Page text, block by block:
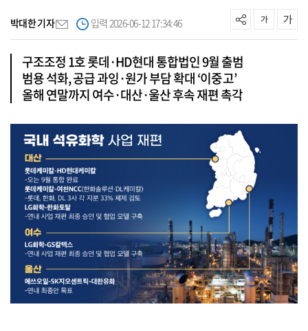
박대한 기자 입력 2026-06-12 17:34:46
구조조정 1호 롯데·HD현대 통합법인 9월 출범
범용 석화, 공급 과잉·원가 부담 확대 ‘이중고’
올해 연말까지 여수·대산·울산 후속 재편 촉각